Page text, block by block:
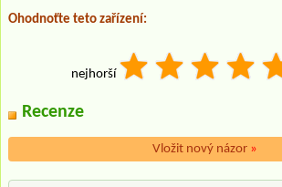
Ohodnoťte teto zařízení:
nejhorší
Recenze
Vložit nový názor »